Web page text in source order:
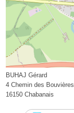
BUHAJ Gérard
4 Chemin des Bouvières
16150 Chabanais